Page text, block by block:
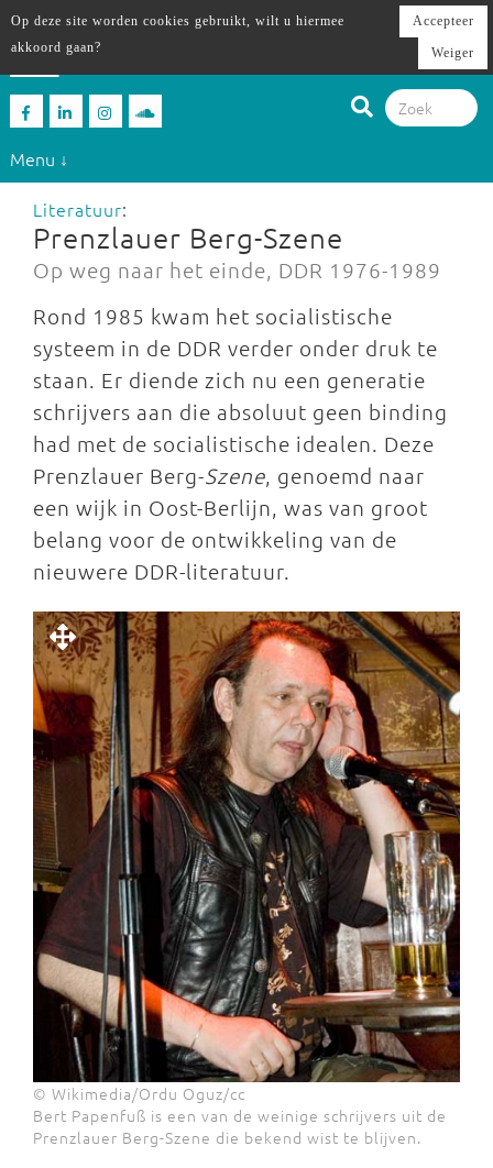
Menu ↓
Literatuur:
Prenzlauer Berg-Szene
Op weg naar het einde, DDR 1976-1989
Rond 1985 kwam het socialistische
systeem in de DDR verder onder druk te
staan. Er diende zich nu een generatie
schrijvers aan die absoluut geen binding
had met de socialistische idealen. Deze
Prenzlauer Berg-Szene, genoemd naar
een wijk in Oost-Berlijn, was van groot
belang voor de ontwikkeling van de
nieuwere DDR-literatuur.
© Wikimedia/Ordu Oguz/cc
Bert Papenfuß is een van de weinige schrijvers uit de
Prenzlauer Berg-Szene die bekend wist te blijven.
Op deze site worden cookies gebruikt, wilt u hiermee
akkoord gaan?
Accepteer
Weiger